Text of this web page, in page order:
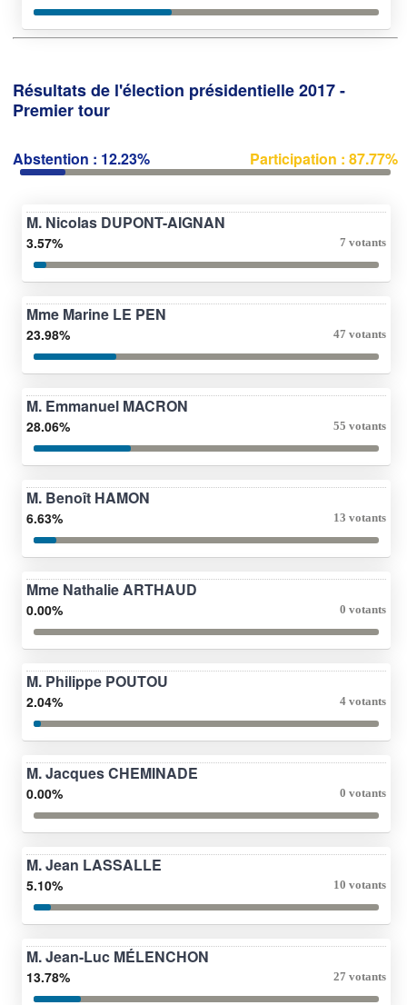
Résultats de l'élection présidentielle 2017 -
Premier tour
Abstention : 12.23% Participation : 87.77%
M. Nicolas DUPONT-AIGNAN
3.57% 7 votants
Mme Marine LE PEN
23.98% 47 votants
M. Emmanuel MACRON
28.06% 55 votants
M. Benoît HAMON
6.63% 13 votants
Mme Nathalie ARTHAUD
0.00% 0 votants
M. Philippe POUTOU
2.04% 4 votants
M. Jacques CHEMINADE
0.00% 0 votants
M. Jean LASSALLE
5.10% 10 votants
M. Jean-Luc MÉLENCHON
13.78% 27 votants